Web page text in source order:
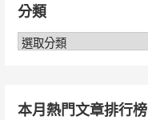
字:分類
分
本月熱門文章排行榜